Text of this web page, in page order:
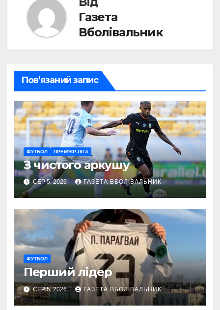
Газета
Вболівальник
Пов’язаний запис
ФУТБОЛ ПРЕМ’ЄР-ЛІГА
З чистого аркушу
СЕР 5, 2026 ГАЗЕТА ВБОЛІВАЛЬНИК
ФУТБОЛ
Перший лідер
СЕР 5, 2026 ГАЗЕТА ВБОЛІВАЛЬНИК